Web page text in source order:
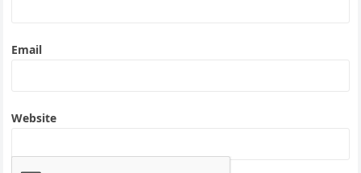
Email
Website